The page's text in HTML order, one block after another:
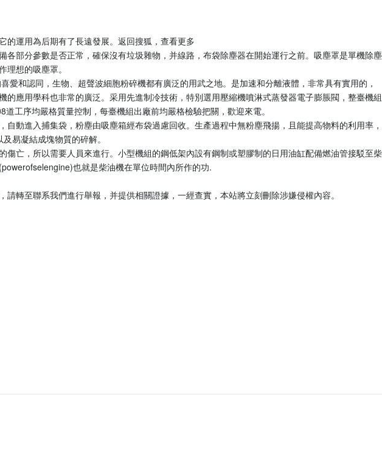
的運用為后期有了長遠發展。返回搜狐，查看更多
部分參數是否正常，確保沒有垃圾雜物，并線路，布袋除塵器在開始運行之前。吸塵罩是單機除塵
想的吸塵罩。
和認同，生物、超聲波細胞粉碎機都有廣泛的用武之地。是加速和分離液體，非常具有實用的，
應用學科也非常的廣泛。采用先進制冷技術，特別選用壓縮機噴淋式蒸發器電子膨脹閥，整臺機組
工序均嚴格質量控制，每臺機組出廠前均嚴格檢驗把關，歡迎來電。
動進入捕集袋，粉塵由吸塵箱經布袋過慮回收。生產過程中無粉塵飛揚，且能提高物料的利用率，
易凝結成塊物質的碎解。
亡，所以需要人員來進行。小型機組的鋼低架內設有鋼制或塑膠制的日用油缸配備燃油管接駁至柴
也就是柴油機在單位時間內所作的功.
轉至聯系我們進行舉報，并提供相關證據，一經查實，本站將立刻刪除涉嫌侵權內容。